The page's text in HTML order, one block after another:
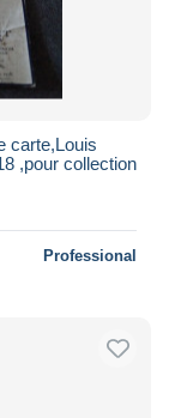
carte,Louis
,pour collection
Professional